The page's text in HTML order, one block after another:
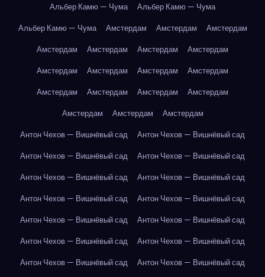
Альбер Камю — Чума
Альбер Камю — Чума
Альбер Камю — Чума
Амстердам Амстердам
Амстердам
Амстердам
Амстердам Амстердам
Амстердам
Амстердам
Амстердам Амстердам
Амстердам
Амстердам
Амстердам Амстердам
Амстердам
Амстердам
Амстердам
Амстердам
Антон Чехов — Вишнёвый сад
Антон Чехов — Вишнёвый сад
Антон Чехов — Вишнёвый сад
Антон Чехов — Вишнёвый сад
Антон Чехов — Вишнёвый сад
Антон Чехов — Вишнёвый сад
Антон Чехов — Вишнёвый сад
Антон Чехов — Вишнёвый сад
Антон Чехов — Вишнёвый сад
Антон Чехов — Вишнёвый сад
Антон Чехов — Вишнёвый сад
Антон Чехов — Вишнёвый сад
Антон Чехов — Вишнёвый сад
Антон Чехов — Вишнёвый сад